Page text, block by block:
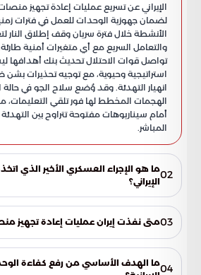
الإيراني عن تسريع عمليات إعادة تجهيز
لضمان جهوزية الوحدات للعمل في فترات
الأنشطة خلال فترة سريان وقف إطلاق النار
والتعامل السريع مع أي متغيرات أمنية طارئة.
تواصل قوات الاحتلال تحديث بنك أهدافها
استراتيجية وحيوية، مع توجيه تحذيرات
انهيار التهدئة. وقد وُضع سلاح الجو في حالة
الهجمات المخطط لها فور تلقي
أمام سيناريوهات مفتوحة تتراوح بين
المباشر.
02ما هو الإجراء العسكري الأخير الذي
الإيراني؟
إطلاق الصواريخ الخاصة به. تهدف هذه
تكون الوحدات الصاروخية على أهبة
03متى نفذت إيران عمليات إعادة تجهيز
إطلاق النار الحالية. استغلت القوات
وصول كافة الوحدات القتالية إلى أعلى04ما الهدف الأساسي من رفع كفاءة